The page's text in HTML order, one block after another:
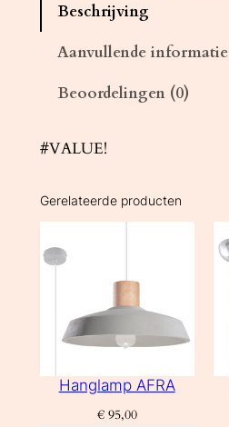
4
0
7
9
Beschrijving
Aanvullende informatie
Beoordelingen (0)
#VALUE!
Gerelateerde producten
Hanglamp AFRA
€95,00